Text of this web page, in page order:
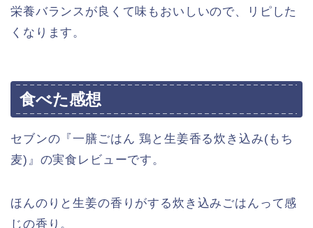
栄養バランスが良くて味もおいしいので、リピした
くなります。
食べた感想
セブンの『一膳ごはん 鶏と生姜香る炊き込み(もち
麦)』の実食レビューです。
ほんのりと生姜の香りがする炊き込みごはんって感
じの香り。